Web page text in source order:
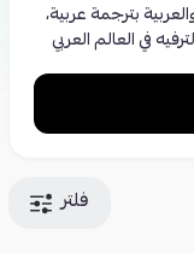
بترجمة عربية،
في العالم العربي
فلتر